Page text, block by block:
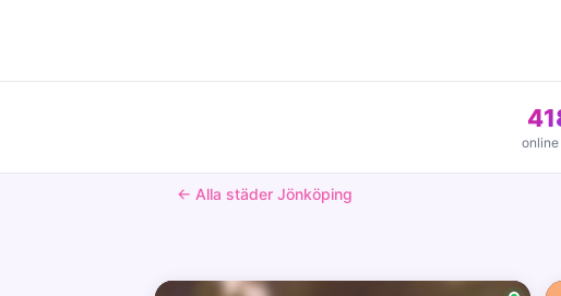
online
← Alla städer Jönköping